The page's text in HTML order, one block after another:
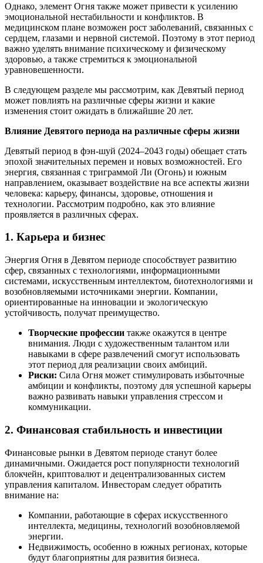
Однако, элемент Огня также может привести к усилению
эмоциональной нестабильности и конфликтов. В
медицинском плане возможен рост заболеваний, связанных с
сердцем, глазами и нервной системой. Поэтому в этот период
важно уделять внимание психическому и физическому
здоровью, а также стремиться к эмоциональной
уравновешенности.
В следующем разделе мы рассмотрим, как Девятый период
может повлиять на различные сферы жизни и какие
изменения стоит ожидать в ближайшие 20 лет.
Влияние Девятого периода на различные сферы жизни
Девятый период в фэн-шуй (2024–2043 годы) обещает стать
эпохой значительных перемен и новых возможностей. Его
энергия, связанная с триграммой Ли (Огонь) и южным
направлением, оказывает воздействие на все аспекты жизни
человека: карьеру, финансы, здоровье, отношения и
технологии. Рассмотрим подробно, как это влияние
проявляется в различных сферах.
1. Карьера и бизнес
Энергия Огня в Девятом периоде способствует развитию
сфер, связанных с технологиями, информационными
системами, искусственным интеллектом, биотехнологиями и
возобновляемыми источниками энергии. Компании,
ориентированные на инновации и экологическую
устойчивость, получат преимущество.
Творческие профессии также окажутся в центре
внимания. Люди с художественным талантом или
навыками в сфере развлечений смогут использовать
этот период для реализации своих амбиций.
Риски: Сила Огня может стимулировать избыточные
амбиции и конфликты, поэтому для успешной карьеры
важно развивать навыки управления стрессом и
коммуникации.
2. Финансовая стабильность и инвестиции
Финансовые рынки в Девятом периоде станут более
динамичными. Ожидается рост популярности технологий
блокчейн, криптовалют и децентрализованных систем
управления капиталом. Инвесторам следует обратить
внимание на:
Компании, работающие в сферах искусственного
интеллекта, медицины, технологий возобновляемой
энергии.
Недвижимость, особенно в южных регионах, которые
будут благоприятны для развития бизнеса.